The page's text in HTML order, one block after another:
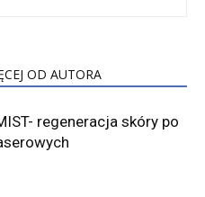
OD AUTORA
regeneracja skóry po